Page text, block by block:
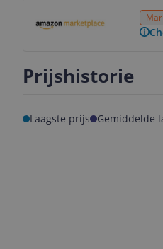
Prijshistorie
Laagste prijs Gemiddelde